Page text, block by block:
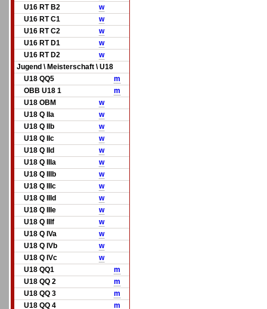
U16 RT B2
w
U16 RT C1
w
U16 RT C2
w
U16 RT D1
w
U16 RT D2
w
Jugend \ Meisterschaft \ U18
U18 QQ5
m
OBB U18 1
m
U18 OBM
w
U18 Q IIa
w
U18 Q IIb
w
U18 Q IIc
w
U18 Q IId
w
U18 Q IIIa
w
U18 Q IIIb
w
U18 Q IIIc
w
U18 Q IIId
w
U18 Q IIIe
w
U18 Q IIIf
w
U18 Q IVa
w
U18 Q IVb
w
U18 Q IVc
w
U18 QQ1
m
U18 QQ 2
m
U18 QQ 3
m
U18 QQ 4
m